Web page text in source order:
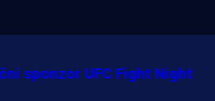
sponzor UFC Fight Night